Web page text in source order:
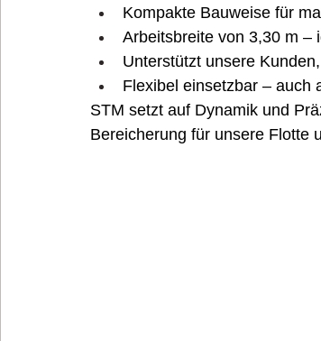
Kompakte Bauweise für
Arbeitsbreite von 3,30 m –
Unterstützt unsere
Flexibel einsetzbar – auch
STM setzt auf Dynamik und
Bereicherung für unsere Flotte